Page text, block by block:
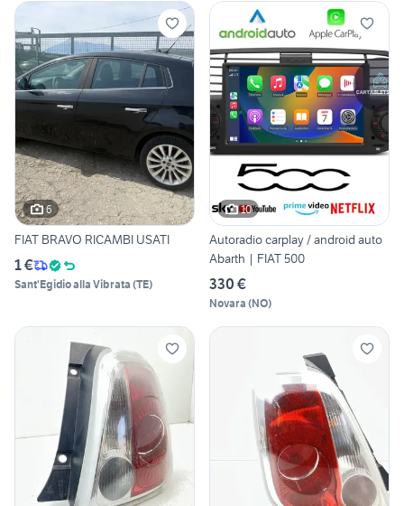
6
FIAT BRAVO RICAMBI USATI
1 €
Sant'Egidio alla Vibrata (TE)
10
Autoradio carplay / android auto
Abarth | FIAT 500
330 €
Novara (NO)